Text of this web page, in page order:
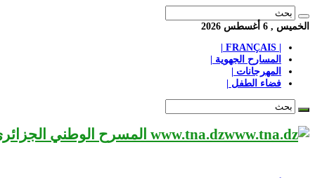
الخميس , 6 أغسطس 2026
المسارح الجهوية |
المهرجانات |
فضاء الطفل |
www.tna.dz المسرح الوطني الجزائري مؤسسة ثقافية عريقة تابعة لوزارة الثقافة-الجزائر، يحمل اسم العميد «محي الدين بشطارزي».